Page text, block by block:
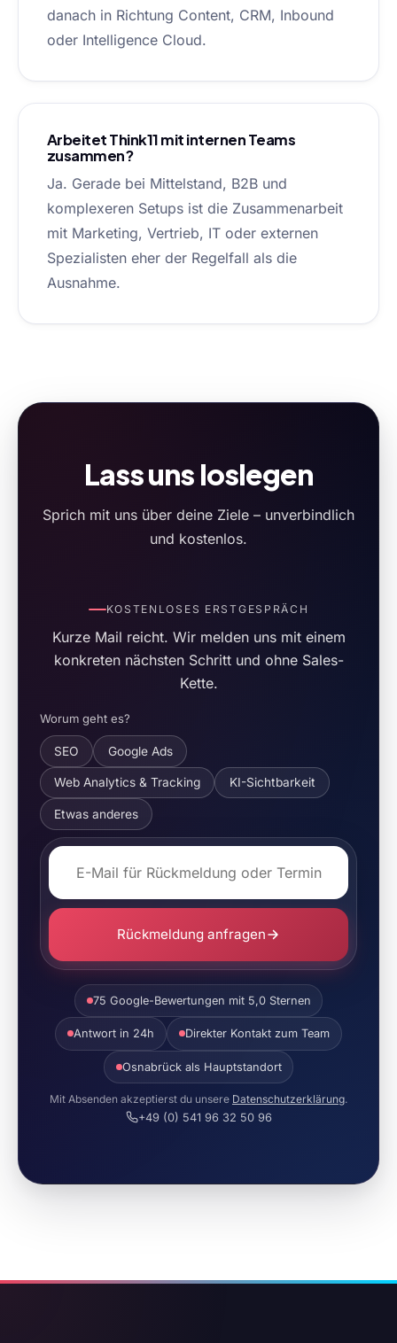
danach in Richtung Content, CRM, Inbound
oder Intelligence Cloud.
Arbeitet Think11 mit internen Teams
zusammen?
Ja. Gerade bei Mittelstand, B2B und
komplexeren Setups ist die Zusammenarbeit
mit Marketing, Vertrieb, IT oder externen
Spezialisten eher der Regelfall als die
Ausnahme.
Lass uns loslegen
Sprich mit uns über deine Ziele – unverbindlich
und kostenlos.
KOSTENLOSES ERSTGESPRÄCH
Kurze Mail reicht. Wir melden uns mit einem
konkreten nächsten Schritt und ohne Sales-
Kette.
Worum geht es?
SEO Google Ads
Web Analytics & Tracking KI-Sichtbarkeit
Etwas anderes
Rückmeldung anfragen
75 Google-Bewertungen mit 5,0 Sternen
Antwort in 24h Direkter Kontakt zum Team
Osnabrück als Hauptstandort
Mit Absenden akzeptierst du unsere Datenschutzerklärung.
+49 (0) 541 96 32 50 96